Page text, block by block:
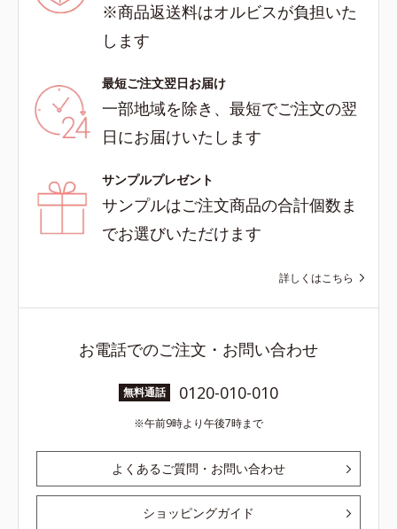
※商品返送料はオルビスが負担いた
します
最短ご注文翌日お届け
一部地域を除き、最短でご注文の翌
日にお届けいたします
サンプルプレゼント
サンプルはご注文商品の合計個数ま
でお選びいただけます
詳しくはこちら
お電話でのご注文・お問い合わせ
無料通話 0120-010-010
午前9時より午後7時まで
よくあるご質問・お問い合わせ
ショッピングガイド